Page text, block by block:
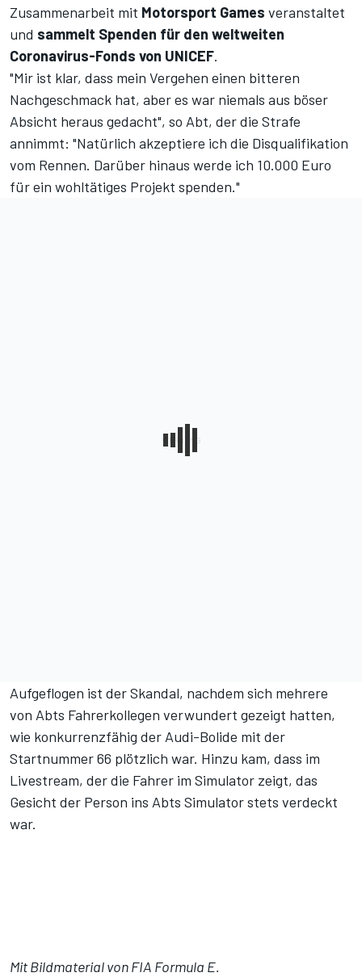
Zusammenarbeit mit Motorsport Games veranstaltet
und sammelt Spenden für den weltweiten
Coronavirus-Fonds von UNICEF.
"Mir ist klar, dass mein Vergehen einen bitteren
Nachgeschmack hat, aber es war niemals aus böser
Absicht heraus gedacht", so Abt, der die Strafe
annimmt: "Natürlich akzeptiere ich die Disqualifikation
vom Rennen. Darüber hinaus werde ich 10.000 Euro
für ein wohltätiges Projekt spenden."
Aufgeflogen ist der Skandal, nachdem sich mehrere
von Abts Fahrerkollegen verwundert gezeigt hatten,
wie konkurrenzfähig der Audi-Bolide mit der
Startnummer 66 plötzlich war. Hinzu kam, dass im
Livestream, der die Fahrer im Simulator zeigt, das
Gesicht der Person ins Abts Simulator stets verdeckt
war.
Mit Bildmaterial von FIA Formula E.